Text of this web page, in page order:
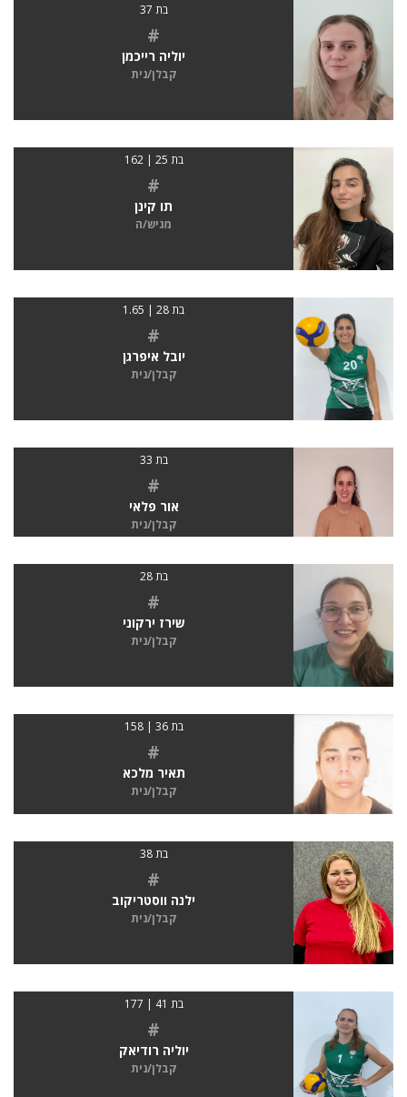
בת 37
#
יוליה רייכמן
קבלן/נית
בת 25 | 162
#
תו קינן
מגיש/ה
בת 28 | 1.65
#
יובל איפרגן
קבלן/נית
בת 33
#
אור פלאי
קבלן/נית
בת 28
#
שירז ירקוני
קבלן/נית
בת 36 | 158
#
תאיר מלכא
קבלן/נית
בת 38
#
ילנה ווסטריקוב
קבלן/נית
בת 41 | 177
#
יוליה רודיאק
קבלן/נית